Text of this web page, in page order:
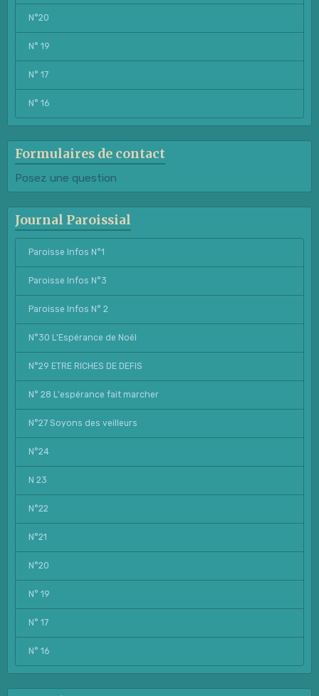
N°20
N° 19
N° 17
N° 16
Formulaires de contact
Posez une question
Journal Paroissial
Paroisse Infos N°1
Paroisse Infos N°3
Paroisse Infos N° 2
N°30 L'Espérance de Noël
N°29 ETRE RICHES DE DEFIS
N° 28 L'espérance fait marcher
N°27 Soyons des veilleurs
N°24
N 23
N°22
N°21
N°20
N° 19
N° 17
N° 16